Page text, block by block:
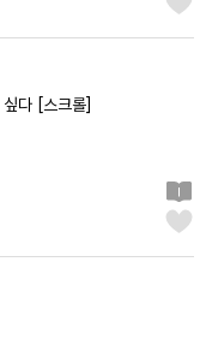
다 [스크롤]